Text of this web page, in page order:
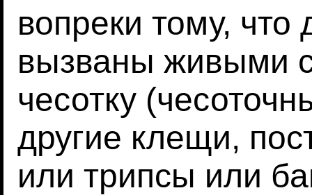
вопреки тому,
вызваны живыми
чесотку
другие клещи,
или трипсы или